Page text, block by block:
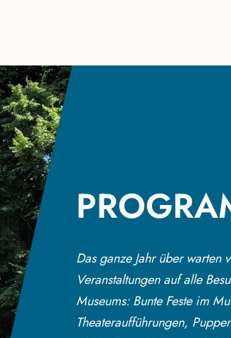
Das ganze Jahr über warten
Veranstaltungen auf alle
Museums: Bunte Feste im
Theateraufführungen,